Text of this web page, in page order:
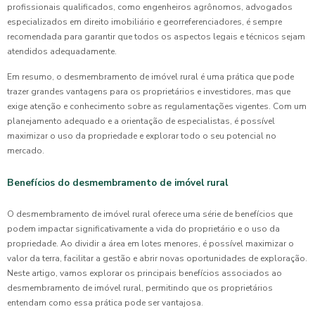
profissionais qualificados, como engenheiros agrônomos, advogados
especializados em direito imobiliário e georreferenciadores, é sempre
recomendada para garantir que todos os aspectos legais e técnicos sejam
atendidos adequadamente.
Em resumo, o desmembramento de imóvel rural é uma prática que pode
trazer grandes vantagens para os proprietários e investidores, mas que
exige atenção e conhecimento sobre as regulamentações vigentes. Com um
planejamento adequado e a orientação de especialistas, é possível
maximizar o uso da propriedade e explorar todo o seu potencial no
mercado.
Benefícios do desmembramento de imóvel rural
O desmembramento de imóvel rural oferece uma série de benefícios que
podem impactar significativamente a vida do proprietário e o uso da
propriedade. Ao dividir a área em lotes menores, é possível maximizar o
valor da terra, facilitar a gestão e abrir novas oportunidades de exploração.
Neste artigo, vamos explorar os principais benefícios associados ao
desmembramento de imóvel rural, permitindo que os proprietários
entendam como essa prática pode ser vantajosa.